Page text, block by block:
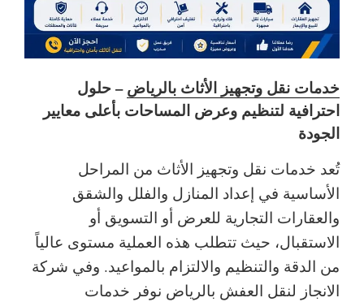
خدمات نقل وتجهيز الأثاث بالرياض– حلول
احترافية لتنظيم وعرض المساحات بأعلى معايير
الجودة
تُعد خدمات نقل وتجهيز الأثاث من المراحل
الأساسية في إعداد المنازل والفلل والشقق
والعقارات التجارية للعرض أو التسويق أو
الاستقبال، حيث تتطلب هذه العملية مستوى عالياً
من الدقة والتنظيم والالتزام بالمواعيد. وفي شركة
الانجاز لنقل العفش بالرياض نوفر خدمات